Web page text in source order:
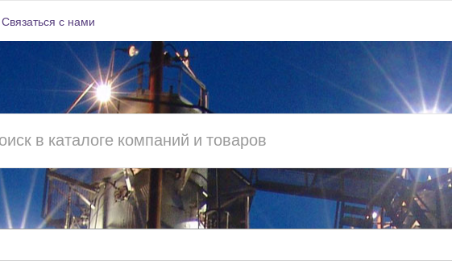
Связаться с нами